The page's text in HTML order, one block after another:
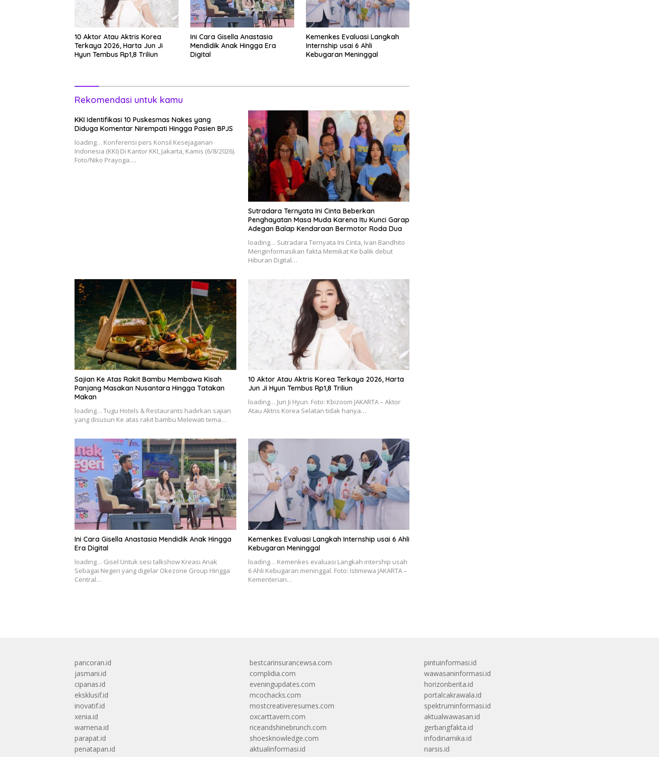
10 Aktor Atau Aktris Korea
Terkaya 2026, Harta Jun Ji
Hyun Tembus Rp1,8 Triliun
Ini Cara Gisella Anastasia
Mendidik Anak Hingga Era
Digital
Kemenkes Evaluasi Langkah
Internship usai 6 Ahli
Kebugaran Meninggal
Rekomendasi untuk kamu
KKI Identifikasi 10 Puskesmas Nakes yang
Diduga Komentar Nirempati Hingga Pasien BPJS
loading… Konferensi pers Konsil Kesejaganan
Indonesia (KKI) Di Kantor KKI, Jakarta, Kamis (6/8/2026).
Foto/Niko Prayoga….
Sutradara Ternyata Ini Cinta Beberkan
Penghayatan Masa Muda Karena Itu Kunci Garap
Adegan Balap Kendaraan Bermotor Roda Dua
loading… Sutradara Ternyata Ini Cinta, Ivan Bandhito
Menginformasikan fakta Memikat Ke balik debut
Hiburan Digital…
Sajian Ke Atas Rakit Bambu Membawa Kisah
Panjang Masakan Nusantara Hingga Tatakan
Makan
loading… Tugu Hotels & Restaurants hadirkan sajian
yang disusun Ke atas rakit bambu Melewati tema…
10 Aktor Atau Aktris Korea Terkaya 2026, Harta
Jun Ji Hyun Tembus Rp1,8 Triliun
loading… Jun Ji Hyun. Foto: Kbizoom JAKARTA – Aktor
Atau Aktris Korea Selatan tidak hanya…
Ini Cara Gisella Anastasia Mendidik Anak Hingga
Era Digital
loading… Gisel Untuk sesi talkshow Kreasi Anak
Sebagai Negeri yang digelar Okezone Group Hingga
Central…
Kemenkes Evaluasi Langkah Internship usai 6 Ahli
Kebugaran Meninggal
loading… Kemenkes evaluasi Langkah intership usah
6 Ahli Kebugaran meninggal. Foto: Istimewa JAKARTA –
Kementerian…
pancoran.id
jasmani.id
cipanas.id
eksklusif.id
inovatif.id
xenia.id
wamena.id
parapat.id
penatapan.id
bestcarinsurancewsa.com
complidia.com
eveningupdates.com
mcochacks.com
mostcreativeresumes.com
oxcarttavern.com
riceandshinebrunch.com
shoesknowledge.com
aktualinformasi.id
pintuinformasi.id
wawasaninformasi.id
horizonberita.id
portalcakrawala.id
spektruminformasi.id
aktualwawasan.id
gerbangfakta.id
infodinamika.id
narsis.id